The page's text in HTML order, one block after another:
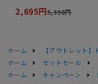
2,695円5,390円
ホーム 【アウトレット】
ホーム
セットセール
ホーム
キャンペーン